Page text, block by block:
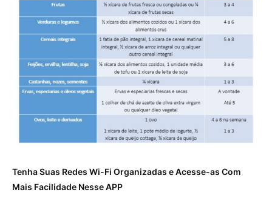
Tenha Suas Redes Wi-Fi Organizadas e Acesse-as Com
Mais Facilidade Nesse APP